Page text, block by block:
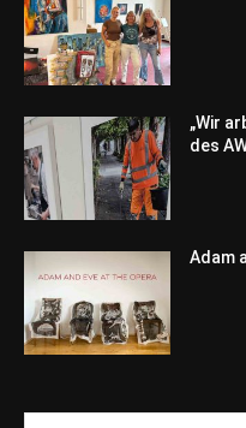
„Wir
des
Adam